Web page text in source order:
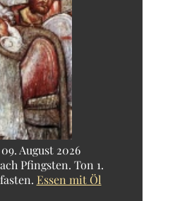
August 2026
Pfingsten. Ton 1.
Essen mit Öl